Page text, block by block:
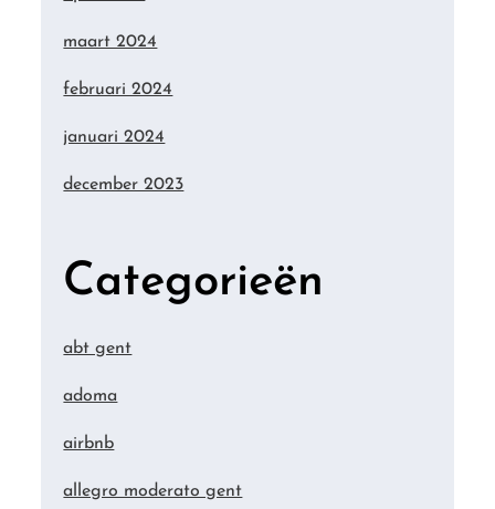
maart 2024
februari 2024
januari 2024
december 2023
Categorieën
abt gent
adoma
airbnb
allegro moderato gent